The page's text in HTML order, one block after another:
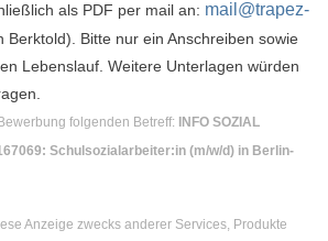
als PDF per mail an: mail@trapez-
Berktold). Bitte nur ein Anschreiben sowie
Lebenslauf. Weitere Unterlagen würden
folgenden Betreff:
INFO SOZIAL
Schulsozialarbeiter:in (m/w/d) in Berlin-
Anzeige zwecks anderer Services, Produkte